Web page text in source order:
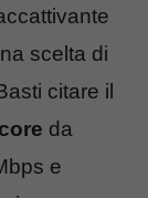
scelta di
citare il
da
e